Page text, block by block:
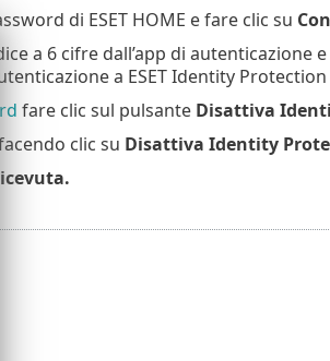
di ESET HOME e fare clic su
a 6 cifre dall’app di autenticazione
a ESET Identity
fare clic sul pulsante Disattiva
clic su Disattiva Identity